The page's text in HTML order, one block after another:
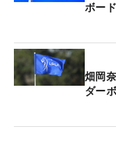
ボード
畑岡
ダー